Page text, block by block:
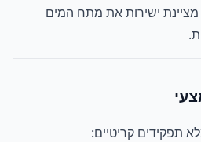
ישירות את מתח המים
תפקידים קריטיים: